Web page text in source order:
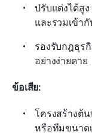
ปรับแต่งได้สู
และรวมเข้า
รองรับกฎธุร
อย่างง่ายดาย
ข้อเสีย:
โครงสร้างต้
หรือทีมขนาด